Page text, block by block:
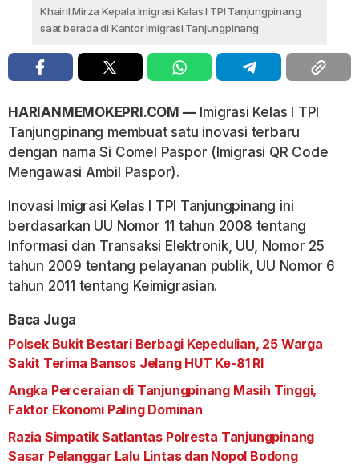
Khairil Mirza Kepala Imigrasi Kelas I TPI Tanjungpinang
saat berada di Kantor Imigrasi Tanjungpinang
HARIANMEMOKEPRI.COM —Imigrasi Kelas I TPI
Tanjungpinang membuat satu inovasi terbaru
dengan nama Si Comel Paspor (Imigrasi QR Code
Mengawasi Ambil Paspor).
Inovasi Imigrasi Kelas I TPI Tanjungpinang ini
berdasarkan UU Nomor 11 tahun 2008 tentang
Informasi dan Transaksi Elektronik, UU, Nomor 25
tahun 2009 tentang pelayanan publik, UU Nomor 6
tahun 2011 tentang Keimigrasian.
Baca Juga
Polsek Bukit Bestari Berbagi Kepedulian, 25 Warga
Sakit Terima Bansos Jelang HUT Ke-81 RI
Angka Perceraian di Tanjungpinang Masih Tinggi,
Faktor Ekonomi Paling Dominan
Razia Simpatik Satlantas Polresta Tanjungpinang
Sasar Pelanggar Lalu Lintas dan Nopol Bodong